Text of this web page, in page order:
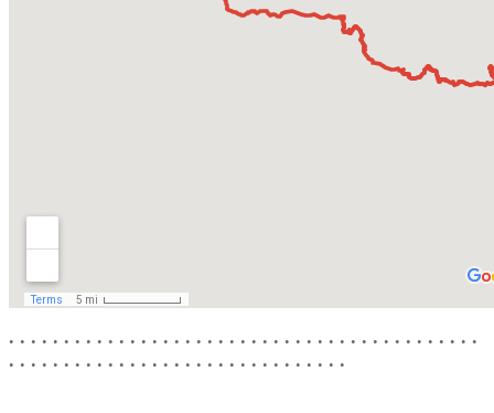
. . . . . . . . . . . . . . . . . . . . . . . . . . . . . . . . . . . . . . . . . . .
. . . . . . . . . . . . . . . . . . . . . . . . . . . . . . .